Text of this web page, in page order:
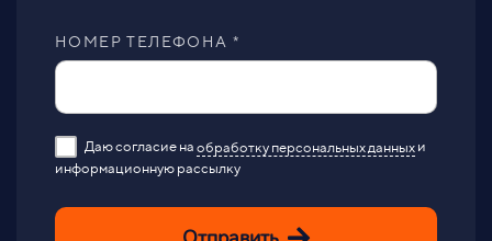
НОМЕР ТЕЛЕФОНА *
Даю согласие на обработку персональных данных и
информационную рассылку